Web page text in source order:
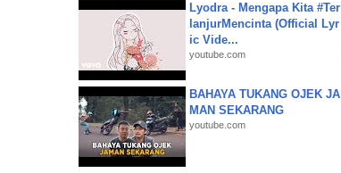
Lyodra - Mengapa Kita #Ter
lanjurMencinta (Official Lyr
ic Vide...
youtube.com
BAHAYA TUKANG OJEK JA
MAN SEKARANG
youtube.com